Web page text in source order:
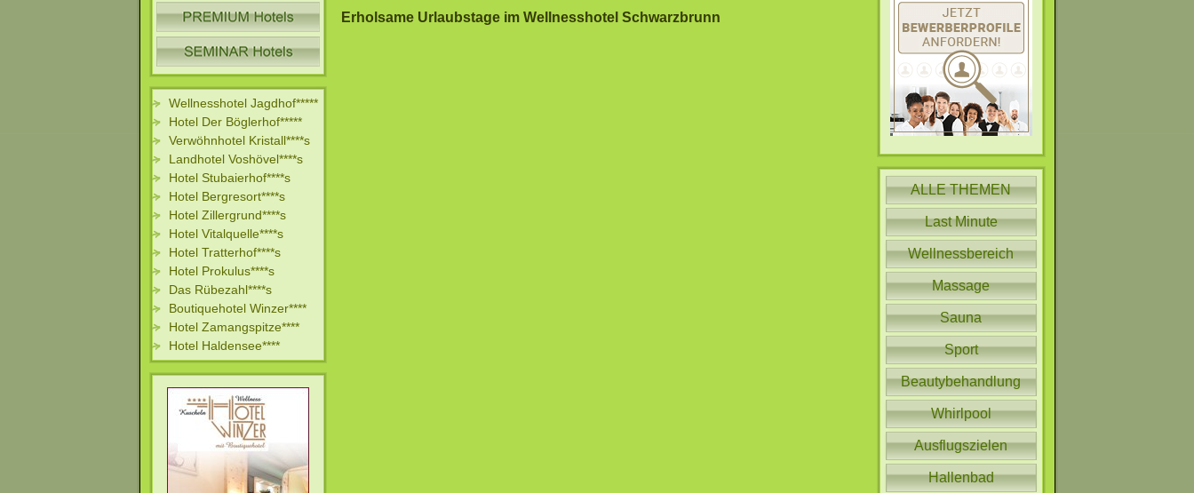
Wellnesshotel Jagdhof*****
Hotel Der Böglerhof*****
Verwöhnhotel Kristall****s
Landhotel Voshövel****s
Hotel Stubaierhof****s
Hotel Bergresort****s
Hotel Zillergrund****s
Hotel Vitalquelle****s
Hotel Tratterhof****s
Hotel Prokulus****s
Das Rübezahl****s
Boutiquehotel Winzer****
Hotel Zamangspitze****
Hotel Haldensee****
Erholsame Urlaubstage im Wellnesshotel Schwarzbrunn
ALLE THEMEN
Last Minute
Wellnessbereich
Massage
Sauna
Sport
Beautybehandlung
Whirlpool
Ausflugszielen
Hallenbad